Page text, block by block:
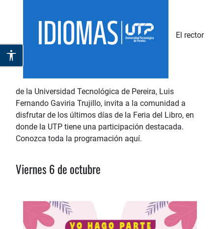
El rector
de la Universidad Tecnológica de Pereira, Luis
Fernando Gaviria Trujillo, invita a la comunidad a
disfrutar de los últimos días de la Feria del Libro, en
donde la UTP tiene una participación destacada.
Conozca toda la programación aquí.
Viernes 6 de octubre